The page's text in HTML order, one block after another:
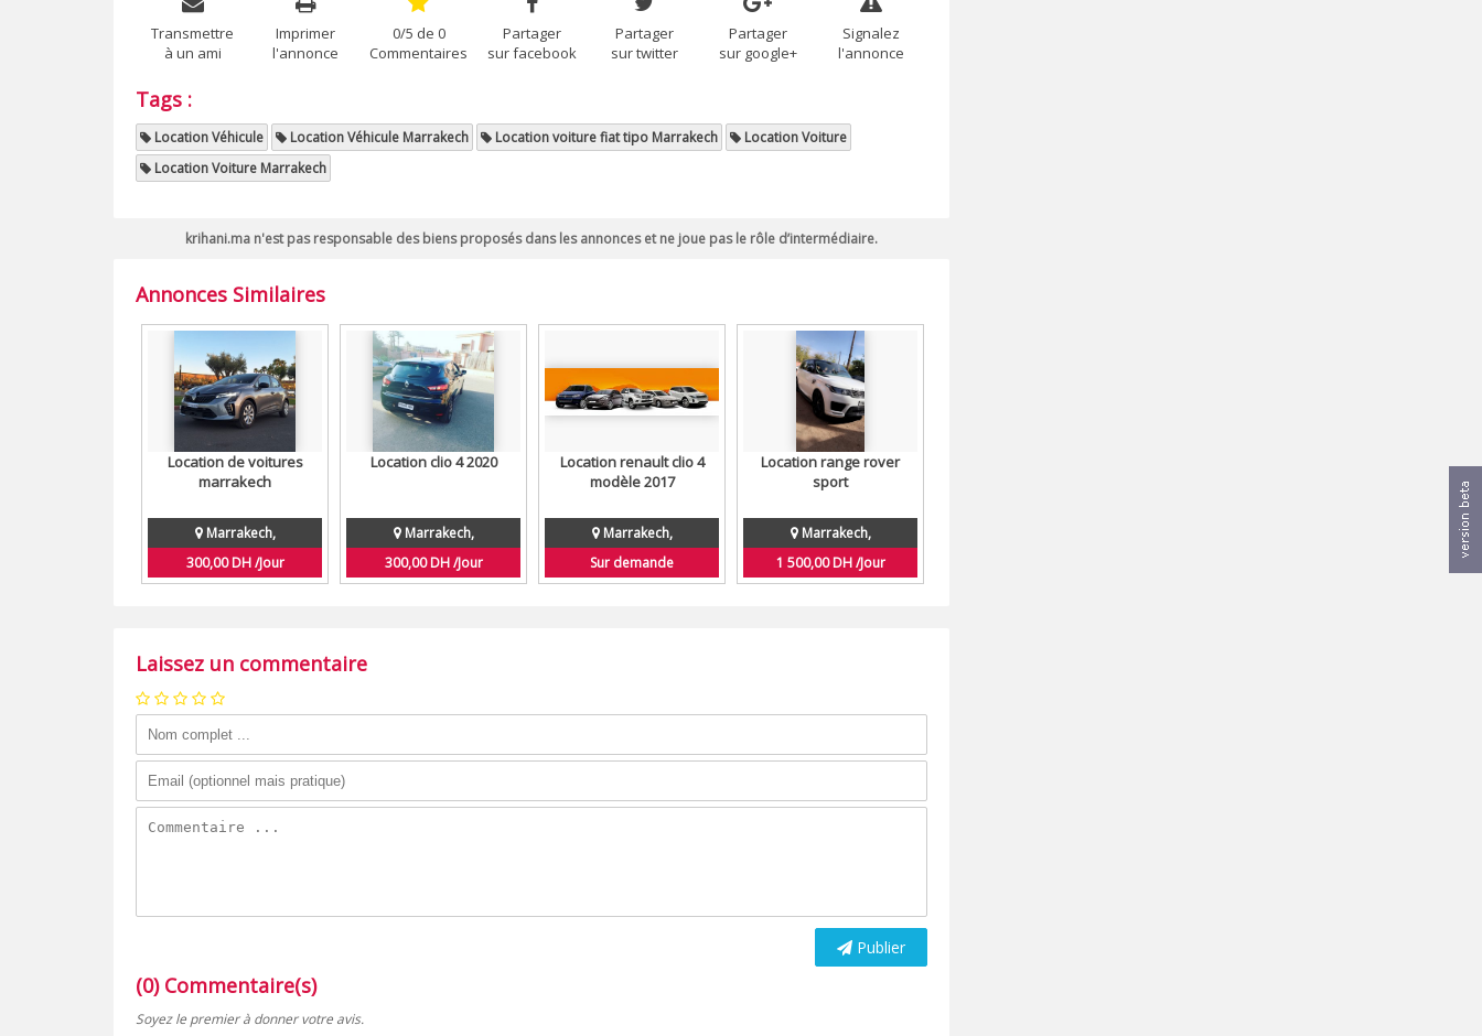
Transmettre
à un ami
Imprimer
l'annonce
0/5 de 0
Commentaires
Partager
sur facebook
Partager
sur twitter
Partager
sur google+
Signalez
l'annonce
Tags :
Location Véhicule Location Véhicule Marrakech Location voiture fiat tipo Marrakech
Location Voiture
Location Voiture Marrakech
krihani.ma n'est pas responsable des biens proposés dans les annonces et ne joue pas le rôle d’intermédiaire.
Annonces Similaires
Location de voitures
marrakech
Marrakech,
300,00 DH /Jour
Location clio 4 2020
Marrakech,
300,00 DH /Jour
Location renault clio 4
modèle 2017
Marrakech,
Sur demande
Location range rover
sport
Marrakech,
1 500,00 DH /Jour
Laissez un commentaire
Publier
(0) Commentaire(s)
Soyez le premier à donner votre avis.